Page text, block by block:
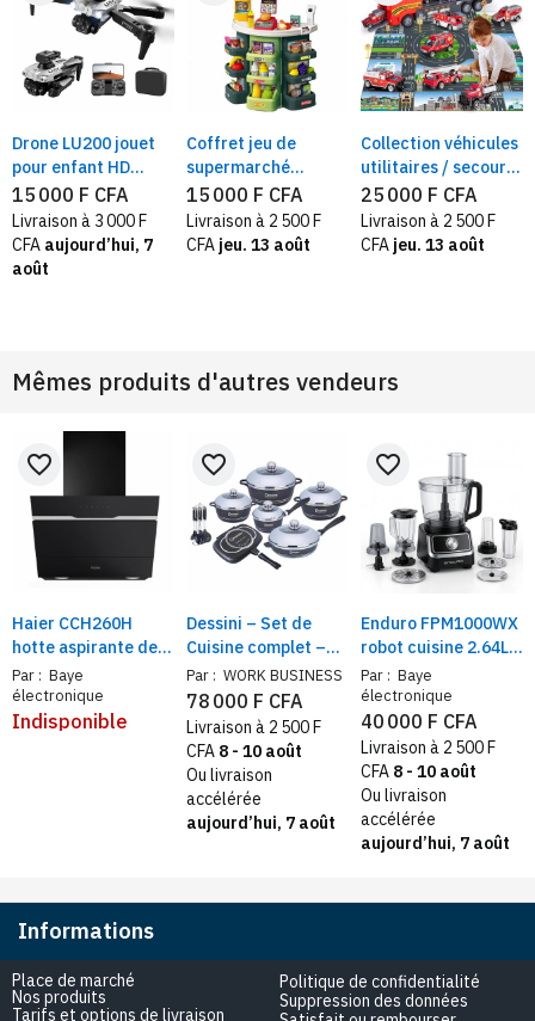
Drone LU200 jouet
pour enfant HD
Caméra Dual |
Pliable, LED,
Pilotage App &
Télécommande
15 000 F CFA
Livraison à 3 000 F
CFA aujourd’hui, 7
août
Coffret jeu de
supermarché
44 pièces — jouet
Interactif – dès 3
ans
15 000 F CFA
Livraison à 2 500 F
CFA jeu. 13 août
Collection véhicules
utilitaires / secours
— tapis de jeu et
panneaux, jouet
ludique et
25 000 F CFA
Livraison à 2 500 F
CFA jeu. 13 août
Mêmes produits d'autres vendeurs
Haier CCH260H
hotte aspirante de
cuisine | 3 niveaux
de vitesse,
cheminée extensible
Par : Baye
électronique
favorite_border
Indisponible
Dessini – Set de
Cuisine complet –
Casseroles, Poêles
Antiadhésives +
Ustensiles avec
Poignées Isolées
Par : WORK BUSINESS
favorite_border
78 000 F CFA
Livraison à 2 500 F
CFA 8 - 10 août
Ou livraison
accélérée
aujourd’hui, 7 août
Enduro FPM1000WX
robot cuisine 2.64L
multifonction
1000W | Multi-
usages,
Mixer/Hacher/Pétrir,
tube large
Par : Baye
électronique
favorite_border
40 000 F CFA
Livraison à 2 500 F
CFA 8 - 10 août
Ou livraison
accélérée
aujourd’hui, 7 août
Informations
Place de marché
Nos produits
Tarifs et options de livraison
Politique de confidentialité
Suppression des données